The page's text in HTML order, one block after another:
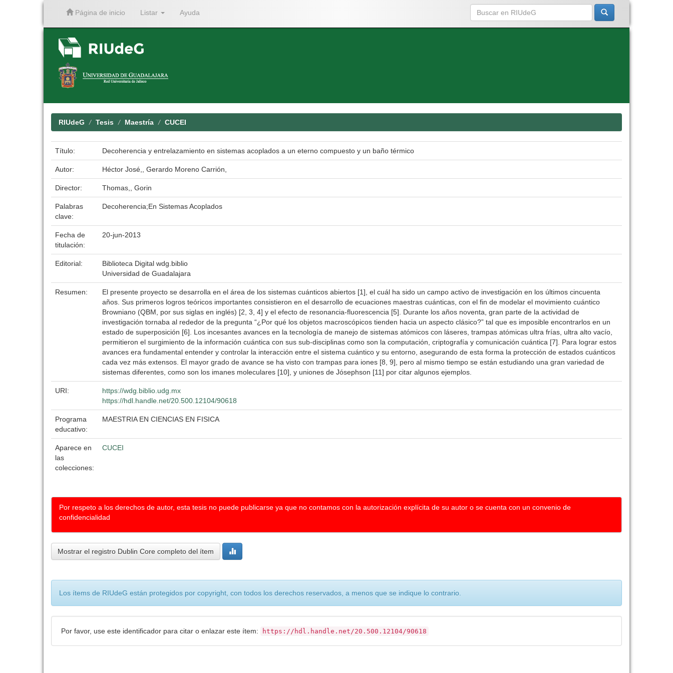
Página de inicio Listar Ayuda
RIUdeG Tesis Maestría CUCEI
Título: Decoherencia y entrelazamiento en sistemas acoplados a un eterno compuesto y un baño térmico
Autor: Héctor José,, Gerardo Moreno Carrión,
Director: Thomas,, Gorin
Palabras
clave:
Decoherencia;En Sistemas Acoplados
Fecha de
titulación:
20-jun-2013
Editorial:
Biblioteca Digital wdg.biblio
Universidad de Guadalajara
Resumen:
El presente proyecto se desarrolla en el área de los sistemas cuánticos abiertos [1], el cuál ha sido un campo activo de investigación en los últimos cincuenta
años. Sus primeros logros teóricos importantes consistieron en el desarrollo de ecuaciones maestras cuánticas, con el fin de modelar el movimiento cuántico
Browniano (QBM, por sus siglas en inglés) [2, 3, 4] y el efecto de resonancia-fluorescencia [5]. Durante los años noventa, gran parte de la actividad de
investigación tornaba al rededor de la pregunta “¿Por qué los objetos macroscópicos tienden hacia un aspecto clásico?” tal que es imposible encontrarlos en un
estado de superposición [6]. Los incesantes avances en la tecnología de manejo de sistemas atómicos con láseres, trampas atómicas ultra frías, ultra alto vacío,
permitieron el surgimiento de la información cuántica con sus sub-disciplinas como son la computación, criptografía y comunicación cuántica [7]. Para lograr estos
avances era fundamental entender y controlar la interacción entre el sistema cuántico y su entorno, asegurando de esta forma la protección de estados cuánticos
cada vez más extensos. El mayor grado de avance se ha visto con trampas para iones [8, 9], pero al mismo tiempo se están estudiando una gran variedad de
sistemas diferentes, como son los imanes moleculares [10], y uniones de Jósephson [11] por citar algunos ejemplos.
URI:
https://wdg.biblio.udg.mx
https://hdl.handle.net/20.500.12104/90618
Programa
educativo:
MAESTRIA EN CIENCIAS EN FISICA
Aparece en
las
colecciones:
CUCEI
Por respeto a los derechos de autor, esta tesis no puede publicarse ya que no contamos con la autorización explícita de su autor o se cuenta con un convenio de
confidencialidad
Mostrar el registro Dublin Core completo del ítem
Los ítems de RIUdeG están protegidos por copyright, con todos los derechos reservados, a menos que se indique lo contrario.
Por favor, use este identificador para citar o enlazar este ítem: https://hdl.handle.net/20.500.12104/90618